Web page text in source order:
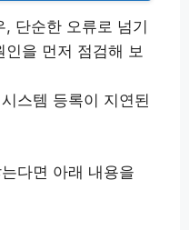
단순한 오류로 넘기
인을 먼저 점검해 보
스템 등록이 지연된
다면 아래 내용을